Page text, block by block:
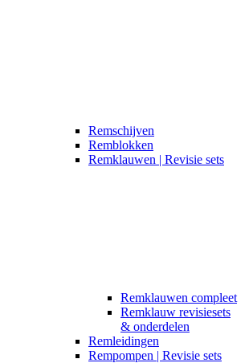
Remschijven
Remblokken
Remklauwen | Revisie sets
Remklauwen compleet
Remklauw revisiesets
& onderdelen
Remleidingen
Rempompen | Revisie sets